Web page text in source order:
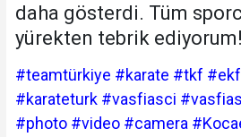
daha gösterdi. Tüm
yürekten tebrik ediyorum!
#teamtürkiye #karate #tkf
#karateturk #vasfiasci
#photo #video #camera